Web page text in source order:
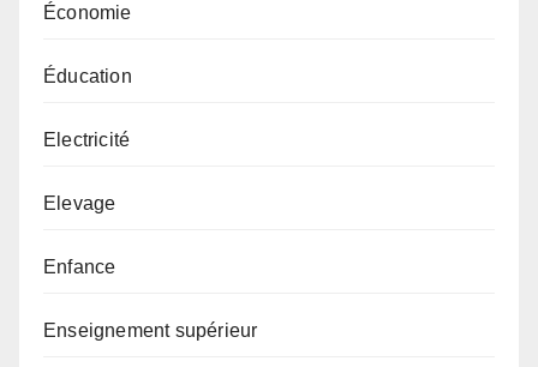
Économie
Éducation
Electricité
Elevage
Enfance
Enseignement supérieur